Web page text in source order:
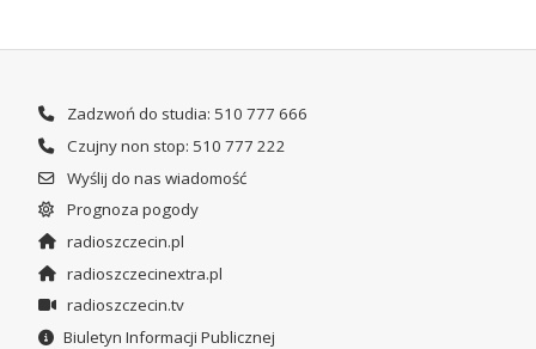
Zadzwoń do studia: 510 777 666
Czujny non stop: 510 777 222
Wyślij do nas wiadomość
Prognoza pogody
radioszczecin.pl
radioszczecinextra.pl
radioszczecin.tv
Biuletyn Informacji Publicznej